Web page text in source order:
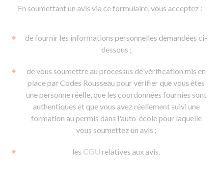
En soumettant un avis via ce formulaire, vous acceptez :
de fournir les informations personnelles demandées ci-
dessous ;
de vous soumettre au processus de vérification mis en
place par Codes Rousseau pour vérifier que vous êtes
une personne réelle, que les coordonnées fournies sont
authentiques et que vous avez réellement suivi une
formation au permis dans l'auto-école pour laquelle
vous soumettez un avis ;
les CGUrelatives aux avis.